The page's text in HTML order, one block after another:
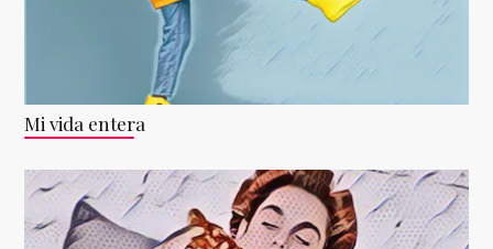
Mi vida entera